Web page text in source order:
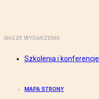
NASZE WYDARZENIA
Szkolenia i konferencje
MAPA STRONY